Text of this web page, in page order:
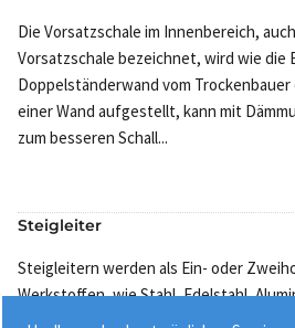
Die Vorsatzschale im Innenbereich,
Vorsatzschale bezeichnet, wird wie die
Doppelständerwand vom
einer Wand aufgestellt, kann mit
zum besseren Schall...
Steigleiter
Steigleitern werden als Ein- oder
Werkstoffen, wie Stahl, Edelstahl,
hergestellt und ortsfest angebracht.